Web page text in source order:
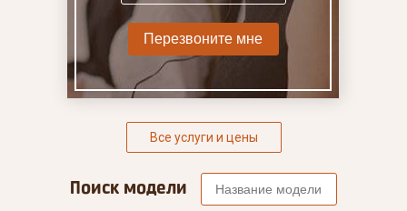
Перезвоните мне
Все услуги и цены
Поиск модели